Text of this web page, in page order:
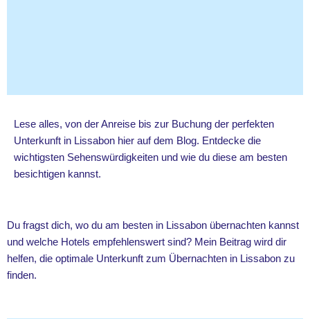
Lese alles, von der Anreise bis zur Buchung der perfekten
Unterkunft in Lissabon hier auf dem Blog. Entdecke die
wichtigsten Sehenswürdigkeiten und wie du diese am besten
besichtigen kannst.
Du fragst dich, wo du am besten in Lissabon übernachten kannst
und welche Hotels empfehlenswert sind? Mein Beitrag wird dir
helfen, die optimale Unterkunft zum Übernachten in Lissabon zu
finden.